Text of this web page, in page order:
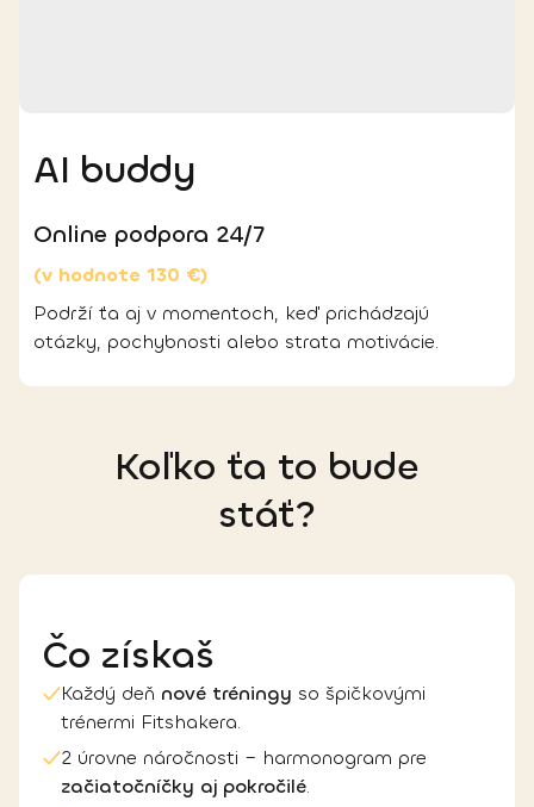
AI buddy
Online podpora 24/7
(v hodnote 130 €)
Podrží ťa aj v momentoch, keď prichádzajú
otázky, pochybnosti alebo strata motivácie.
Koľko ťa to bude
stáť?
Čo získaš
Každý deň nové tréningy so špičkovými
trénermi Fitshakera.
2 úrovne náročnosti – harmonogram pre
začiatočníčky aj pokročilé.